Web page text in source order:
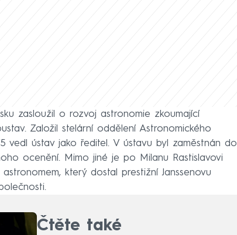
zasloužil o rozvoj astronomie zkoumající
Založil stelární oddělení Astronomického
vedl ústav jako ředitel. V ústavu byl zaměstnán do
ocenění. Mimo jiné je po Milanu Rastislavovi
který dostal prestižní Janssenovu
Čtěte také